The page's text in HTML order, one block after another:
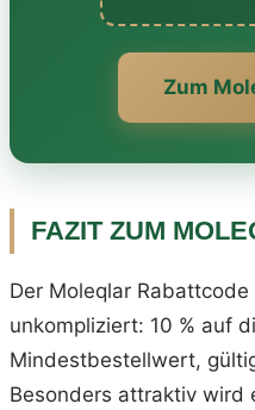
Zum
FAZIT ZUM
Der Moleqlar
unkompliziert: 10 % auf
Mindestbestellwert,
Besonders attraktiv wird